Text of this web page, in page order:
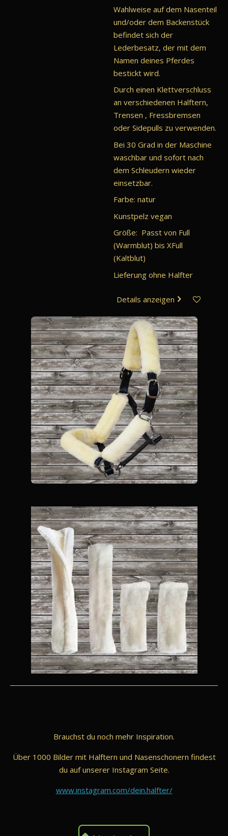
Wahlweise auf dem Nasenteil
und/oder dem Backenstück
befindet sich der
Lederbesatz, der mit dem
Namen deines Pferdes
bestickt wird.
Durch einen Klettverschluss
an verschiedenen Halftern,
Trensen , Fressbremsen
oder Sidepulls zu verwenden.
Bei 30 Grad in der Maschine
waschbar und sofort nach
dem Schleudern wieder
einsetzbar.
Farbe: natur
Kunstpelz vegan
Größe: Passt von Full
(Warmblut) bis XFull
(Kaltblut)
Lieferung ohne Halfter
Details anzeigen
Brauchst du noch mehr Inspiration.
Über 1000 Bilder mit Halftern und Nasenschonern findest
du auf unserer Instagram Seite.
www.instagram.com/dein.halfter/